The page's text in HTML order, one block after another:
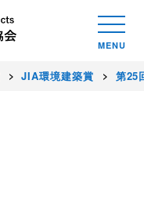
JIA環境建築賞 第25